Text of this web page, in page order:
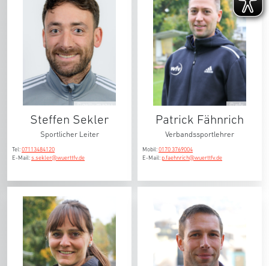
© getty images
Steffen Sekler
Sportlicher Leiter
Tel:07113484120
E-Mail:s.sekler@wuerttfv.de
© wfv
Patrick Fähnrich
Verbandssportlehrer
Mobil:0170 3769004
E-Mail: p.faehnrich@wuerttfv.de